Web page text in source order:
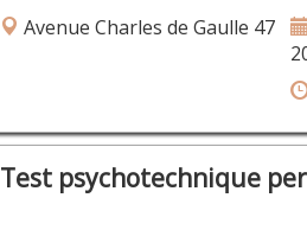
Avenue Charles de Gaulle 47
Test psychotechnique